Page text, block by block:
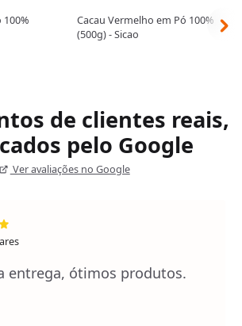
100%
Cacau Vermelho em Pó 100%
(500g) - Sicao
de clientes reais,
pelo Google
Ver avaliações no Google
entrega, ótimos produtos.